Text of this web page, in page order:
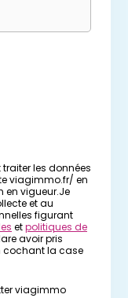
les données
viagimmo.fr/ en
en vigueur.Je
et au
figurant
etpolitiques de
avoir pris
cochant la case
viagimmo